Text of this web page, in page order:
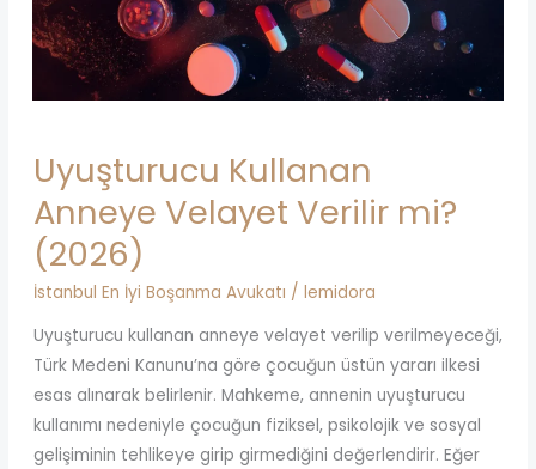
Uyuşturucu Kullanan
Anneye Velayet Verilir mi?
(2026)
İstanbul En İyi Boşanma Avukatı / lemidora
Uyuşturucu kullanan anneye velayet verilip verilmeyeceği,
Türk Medeni Kanunu’na göre çocuğun üstün yararı ilkesi
esas alınarak belirlenir. Mahkeme, annenin uyuşturucu
kullanımı nedeniyle çocuğun fiziksel, psikolojik ve sosyal
gelişiminin tehlikeye girip girmediğini değerlendirir. Eğer